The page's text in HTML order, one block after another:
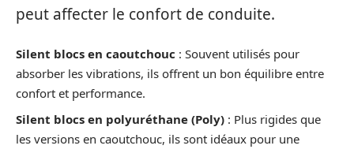
peut affecter le confort de conduite.
Silent blocs en caoutchouc : Souvent utilisés pour
absorber les vibrations, ils offrent un bon équilibre entre
confort et performance.
Silent blocs en polyuréthane (Poly) : Plus rigides que
les versions en caoutchouc, ils sont idéaux pour une